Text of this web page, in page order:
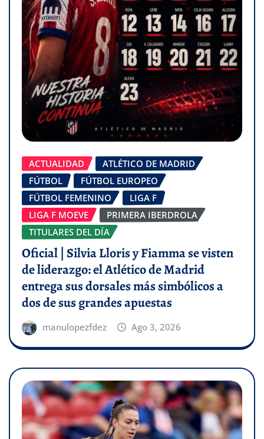
ACTUALIDAD
ATLÉTICO DE MADRID
FÚTBOL
FÚTBOL EUROPEO
FÚTBOL FEMENINO
LIGA F
LIGA F MOEVE
PRIMERA IBERDROLA
TITULARES DEL DÍA
Oficial | Silvia Lloris y Fiamma se visten
de liderazgo: el Atlético de Madrid
entrega sus dorsales más simbólicos a
dos de sus grandes apuestas
manulopezfdez Ago 3, 2026